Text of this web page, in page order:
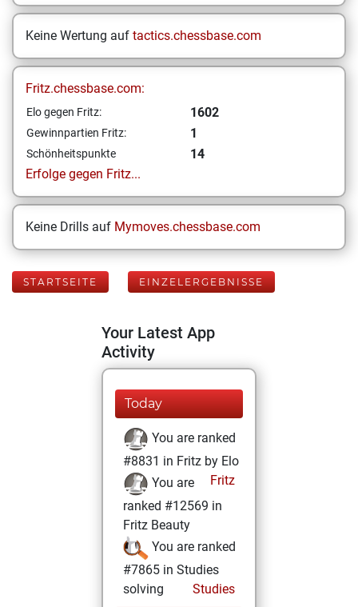
Keine Wertung auf tactics.chessbase.com
Fritz.chessbase.com:
Elo gegen Fritz: 1602
Gewinnpartien Fritz: 1
Schönheitspunkte
14
Erfolge gegen Fritz...
Keine Drills auf Mymoves.chessbase.com
STARTSEITE EINZELERGEBNISSE
Your Latest App
Activity
Today
You are ranked
#8831 in Fritz by Elo
Fritz
You are
ranked #12569 in
Fritz Beauty
You are ranked
#7865 in Studies
solving
Studies